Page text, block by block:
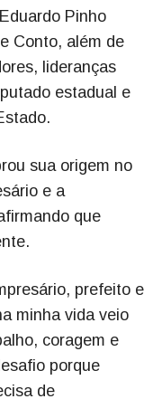
Pinho
Conto, além de
lideranças
estadual e
sua origem no
e a
que
prefeito e
minha vida veio
coragem e
porque
de